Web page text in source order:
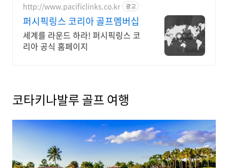
http://www.pacificlinks.co.kr 광고
퍼시픽링스 코리아 골프멤버십
세계를 라운드 하라! 퍼시픽링스 코
리아 공식 홈페이지
코타키나발루 골프 여행